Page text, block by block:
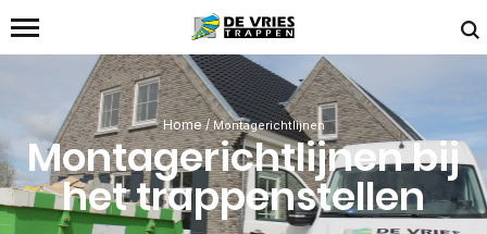
Home / Montagerichtlijnen
Montagerichtlijnen bij
het trappenstellen